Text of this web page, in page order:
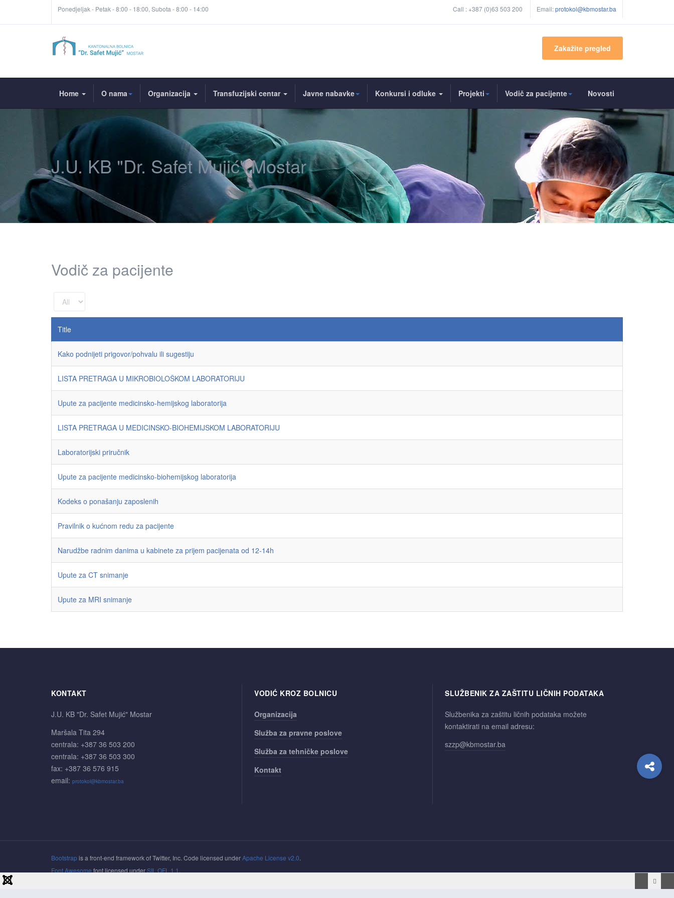
Ponedjeljak - Petak - 8:00 - 18:00, Subota - 8:00 - 14:00 Call : +387 (0)63 503 200 Email:protokol@kbmostar.ba
Zakažite pregled
Home O nama Organizacija Transfuzijski centar Javne nabavke Konkursi i odluke Projekti Vodič za pacijente Novosti
J.U. KB "Dr. Safet Mujić" Mostar
Vodič za pacijente
Display
#
Title
Kako podnijeti prigovor/pohvalu ili sugestiju
LISTA PRETRAGA U MIKROBIOLOŠKOM LABORATORIJU
Upute za pacijente medicinsko-hemijskog laboratorija
LISTA PRETRAGA U MEDICINSKO-BIOHEMIJSKOM LABORATORIJU
Laboratorijski priručnik
Upute za pacijente medicinsko-biohemijskog laboratorija
Kodeks o ponašanju zaposlenih
Pravilnik o kućnom redu za pacijente
Narudžbe radnim danima u kabinete za prijem pacijenata od 12-14h
Upute za CT snimanje
Upute za MRI snimanje
KONTAKT
J.U. KB "Dr. Safet Mujić" Mostar
Maršala Tita 294
centrala: +387 36 503 200
centrala: +387 36 503 300
fax: +387 36 576 915
email: protokol@kbmostar.ba
VODIĆ KROZ BOLNICU
Organizacija
Služba za pravne poslove
Služba za tehničke poslove
Kontakt
SLUŽBENIK ZA ZAŠTITU LIČNIH PODATAKA
Službenika za zaštitu ličnih podataka možete
kontaktirati na email adresu:
szzp@kbmostar.ba
Bootstrapis a front-end framework of Twitter, Inc. Code licensed underApache License v2.0.
Font Awesome font licensed underSIL OFL 1.1 .